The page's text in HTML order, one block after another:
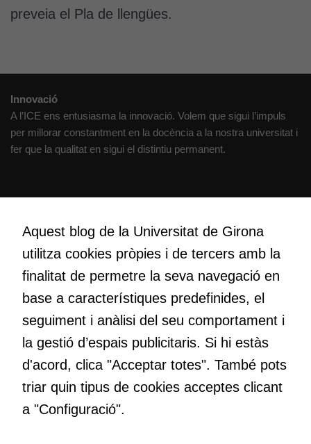
preveia el Pla de llengües.
Innovació
A l’ICE ens entusiasma la innovació. Volem que sigui l’impuls
per millorar constantment en la docència a la nostra universitat i
fer que la qualitat en sigui el distintiu permanent.
Volem crear espais de reflexió i de debat, espais on qüestionar-
nos el que estem fent, atrevir-nos a pensar noves i millors
maneres de fer-ho i generar plegats idees innovadores.
Educació
transformació. Volem contribuir a millorar-la impulsant
metodologies docents actives i ambients d’aprenentatge
dinàmics.
Aquest blog de la Universitat de Girona
utilitza cookies pròpies i de tercers amb la
finalitat de permetre la seva navegació en
base a característiques predefinides, el
seguiment i anàlisi del seu comportament i
la gestió d’espais publicitaris. Si hi estàs
d'acord, clica "Acceptar totes". També pots
triar quin tipus de cookies acceptes clicant
a "Configuració".
Aquestes
són
opcionals.
Són
necessàries
perquè el
funcioni.
d'anàlisi